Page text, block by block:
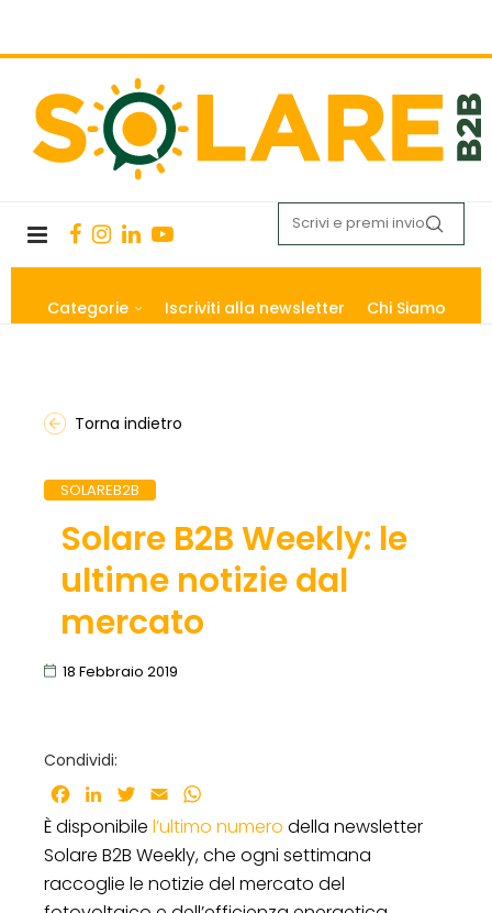
Categorie Iscriviti alla newsletter Chi Siamo
Torna indietro
SOLAREB2B
Solare B2B Weekly: le
ultime notizie dal
mercato
18 Febbraio 2019
Condividi:
Facebook
LinkedInTwitter
Email
È disponibile l’ultimo numero della newsletter
Solare B2B Weekly, che ogni settimana
raccoglie le notizie del mercato del